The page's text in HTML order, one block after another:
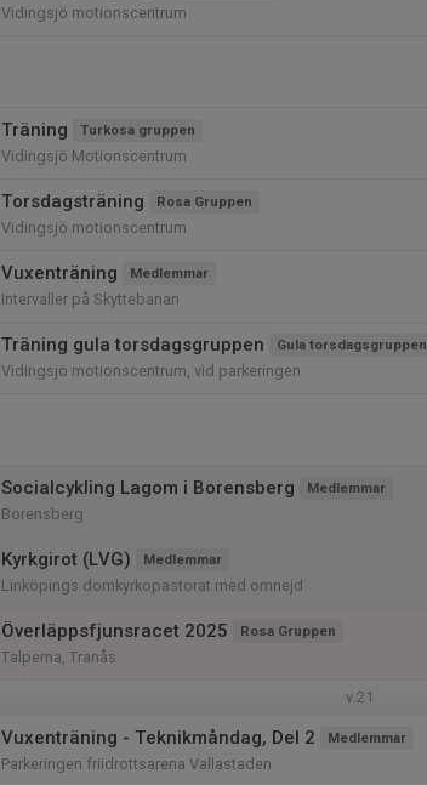
Vidingsjö motionscentrum
Träning Turkosa gruppen
Vidingsjö Motionscentrum
Torsdagsträning Rosa Gruppen
Vidingsjö motionscentrum
Vuxenträning Medlemmar
Intervaller på Skyttebanan
Träning gula torsdagsgruppen Gula torsdagsgruppen
Vidingsjö motionscentrum, vid parkeringen
Socialcykling Lagom i Borensberg Medlemmar
Borensberg
Kyrkgirot (LVG) Medlemmar
Linköpings domkyrkopastorat med omnejd
Överläppsfjunsracet 2025 Rosa Gruppen
Talperna, Tranås
v.21
Vuxenträning - Teknikmåndag, Del 2 Medlemmar
Parkeringen friidrottsarena Vallastaden